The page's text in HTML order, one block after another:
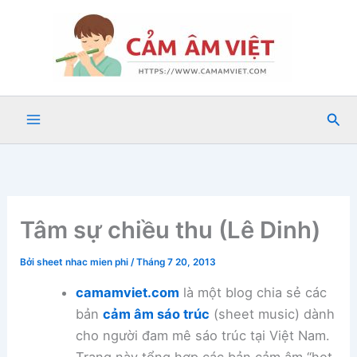
Tìm
Tâm sự chiều thu (Lê Dinh)
Bởisheet nhac mien phi/Tháng 7 20, 2013
camamviet.com là một blog chia sẻ các
bản cảm âm sáo trúc (sheet music) dành
cho người đam mê sáo trúc tại Việt Nam.